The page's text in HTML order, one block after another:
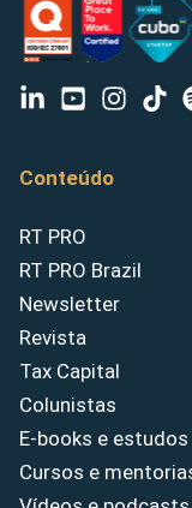
Conteúdo
RT PRO
RT PRO Brazil
Newsletter
Revista
Tax Capital
Colunistas
E-books e estudos
Cursos e